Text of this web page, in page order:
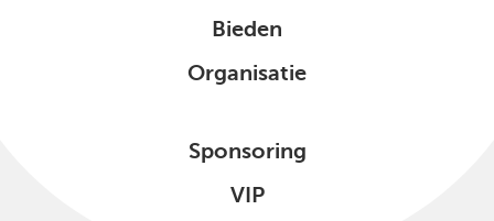
Bieden
Organisatie
Sponsoring
VIP